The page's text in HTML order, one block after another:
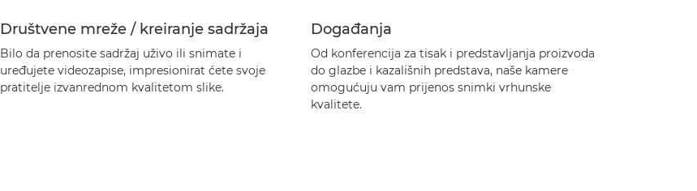
Društvene mreže / kreiranje sadržaja
Bilo da prenosite sadržaj uživo ili snimate i
uređujete videozapise, impresionirat ćete svoje
pratitelje izvanrednom kvalitetom slike.
Događanja
Od konferencija za tisak i predstavljanja proizvoda
do glazbe i kazališnih predstava, naše kamere
omogućuju vam prijenos snimki vrhunske
kvalitete.